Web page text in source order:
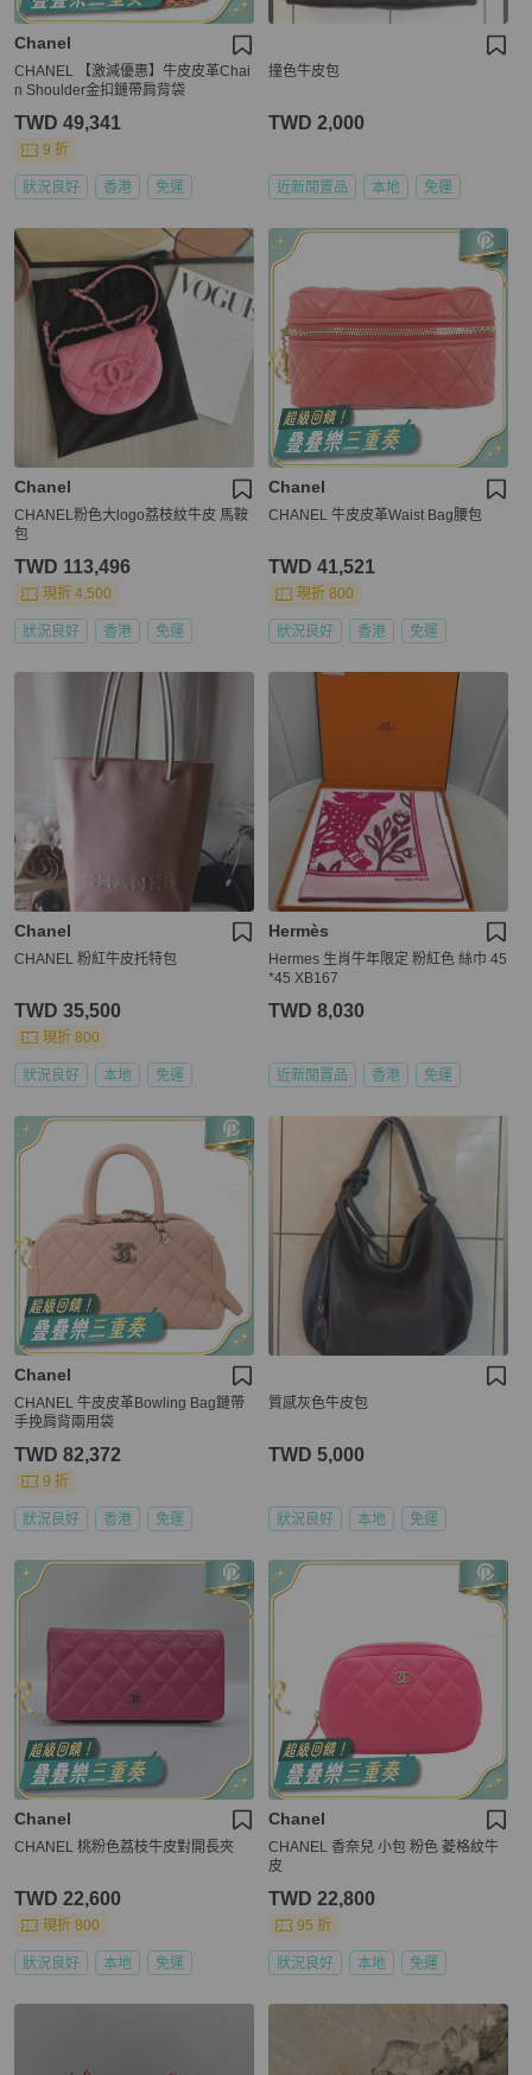
Chanel
CHANEL 【激減優惠】牛皮皮革Chai
n Shoulder金扣鏈帶肩背袋
TWD 49,341
9 折
狀況良好 香港 免運
撞色牛皮包
TWD 2,000
近新閒置品 本地 免運
Chanel
CHANEL粉色大logo荔枝紋牛皮 馬鞍
包
TWD 113,496
現折 4,500
狀況良好 香港 免運
Chanel
CHANEL 牛皮皮革Waist Bag腰包
TWD 41,521
現折 800
狀況良好 香港 免運
Chanel
CHANEL 粉紅牛皮托特包
TWD 35,500
現折 800
狀況良好 本地 免運
Hermès
Hermes 生肖牛年限定 粉紅色 絲巾 45
*45 XB167
TWD 8,030
近新閒置品 香港 免運
Chanel
CHANEL 牛皮皮革Bowling Bag鏈帶
手挽肩背兩用袋
TWD 82,372
9 折
狀況良好 香港 免運
質感灰色牛皮包
TWD 5,000
狀況良好 本地 免運
Chanel
CHANEL 桃粉色荔枝牛皮對開長夾
TWD 22,600
現折 800
狀況良好 本地 免運
Chanel
CHANEL 香奈兒 小包 粉色 菱格紋牛
皮
TWD 22,800
95 折
狀況良好 本地 免運